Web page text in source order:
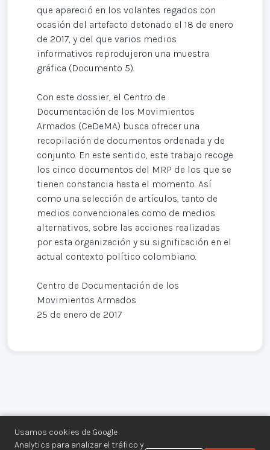
Usamos cookies de Google
Analytics para analizar el tráfico y
que apareció en los volantes regados con
ocasión del artefacto detonado el 18 de enero
de 2017, y del que varios medios
informativos reprodujeron una muestra
gráfica (Documento 5).
Con este dossier, el Centro de
Documentación de los Movimientos
Armados (CeDeMA) busca ofrecer una
recopilación de documentos ordenada y de
conjunto. En este sentido, este trabajo recoge
los cinco documentos del MRP de los que se
tienen constancia hasta el momento. Así
como una selección de artículos, tanto de
medios convencionales como de medios
alternativos, sobre las acciones realizadas
por esta organización y su significación en el
actual contexto político colombiano.
Centro de Documentación de los
Movimientos Armados
25 de enero de 2017